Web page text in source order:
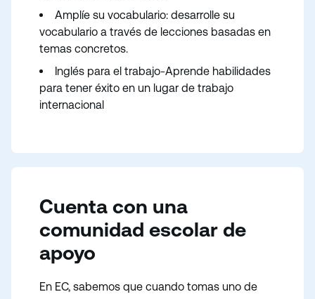
Amplíe su vocabulario: desarrolle su
vocabulario a través de lecciones basadas en
temas concretos.
Inglés para el trabajo-Aprende habilidades
para tener éxito en un lugar de trabajo
internacional
Cuenta con una
comunidad escolar de
apoyo
En EC, sabemos que cuando tomas uno de